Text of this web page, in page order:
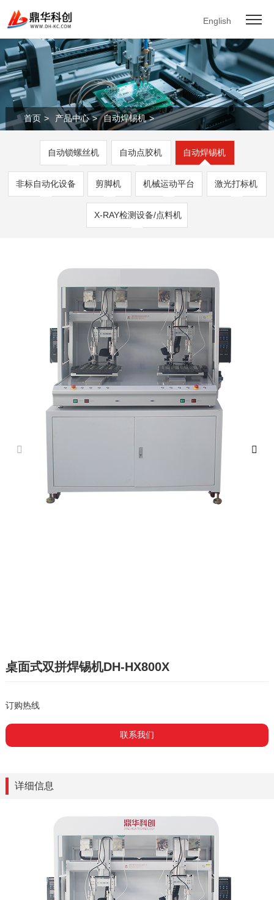
English
首页 > 产品中心 > 自动焊锡机 >
自动锁螺丝机 自动点胶机 自动焊锡机
非标自动化设备 剪脚机 机械运动平台 激光打标机
X-RAY检测设备/点料机
桌面式双拼焊锡机DH-HX800X
订购热线
联系我们
详细信息